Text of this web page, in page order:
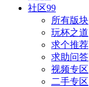
社区99
所有版块
玩杯之道
求个推荐
求助问答
视频专区
二手专区